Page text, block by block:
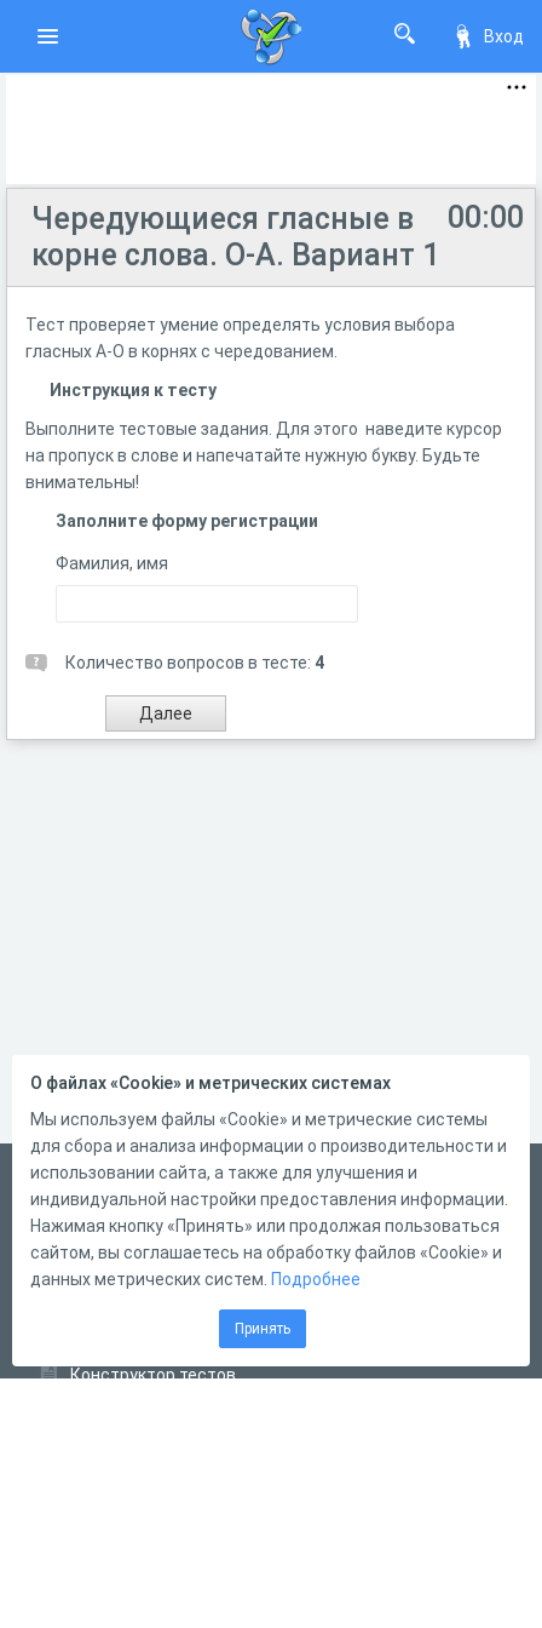
Вход
00:00
Чередующиеся гласные в
корне слова. О-А. Вариант 1
Тест проверяет умение определять условия выбора
гласных А-О в корнях с чередованием.
Инструкция к тесту
Выполните тестовые задания. Для этого наведите курсор
на пропуск в слове и напечатайте нужную букву. Будьте
внимательны!
Заполните форму регистрации
Фамилия, имя
Количество вопросов в тесте: 4
Русский
Справка
Форма обратной связи
Конструктор тестов
О файлах «Cookie» и метрических системах
Мы используем файлы «Cookie» и метрические системы
для сбора и анализа информации о производительности и
использовании сайта, а также для улучшения и
индивидуальной настройки предоставления информации.
Нажимая кнопку «Принять» или продолжая пользоваться
сайтом, вы соглашаетесь на обработку файлов «Cookie» и
данных метрических систем. Подробнее
Принять